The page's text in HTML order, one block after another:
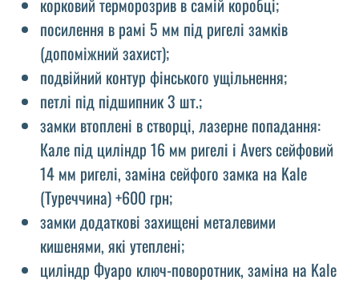
корковий терморозрив в самій коробці;
посилення в рамі 5 мм під ригелі замків
(допоміжний захист);
подвійний контур фінського ущільнення;
петлі під підшипник 3 шт.;
замки втоплені в створці, лазерне попадання:
Кале під циліндр 16 мм ригелі і Avers сейфовий
14 мм ригелі, заміна сейфого замка на Kale
(Туреччина) +600 грн;
замки додаткові захищені металевими
кишенями, які утеплені;
циліндр Фуаро ключ-поворотник, заміна на Kale